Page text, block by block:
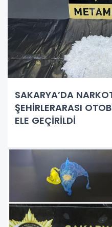
SAKARYA’DA
ŞEHİRLERARASI
ELE GEÇİRİLDİ